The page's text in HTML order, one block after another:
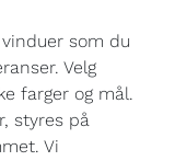
som du
Velg
farger og mål.
styres på
Vi